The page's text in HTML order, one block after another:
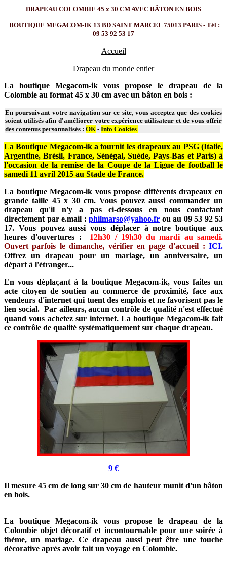
DRAPEAU COLOMBIE 45 x 30 CM AVEC BÂTON EN BOIS
BOUTIQUE MEGACOM-IK 13 BD SAINT MARCEL 75013 PARIS - Tél :
09 53 92 53 17
Accueil
Drapeau du monde entier
La boutique Megacom-ik vous propose le drapeau de la
Colombie au format 45 x 30 cm avec un bâton en bois :
En poursuivant votre navigation sur ce site, vous acceptez que des cookies
soient utilisés afin d'améliorer votre expérience utilisateur et de vous offrir
des contenus personnalisés : OK - Info Cookies
La Boutique Megacom-ik a fournit les drapeaux au PSG (Italie,
Argentine, Brésil, France, Sénégal, Suède, Pays-Bas et Paris) à
l'occasion de la remise de la Coupe de la Ligue de football le
samedi 11 avril 2015 au Stade de France.
La boutique Megacom-ik vous propose différents drapeaux en
grande taille 45 x 30 cm. Vous pouvez aussi commander un
drapeau qu'il n'y a pas ci-dessous en nous contactant
directement par e.mail : philmarso@yahoo.fr ou au 09 53 92 53
17. Vous pouvez aussi vous déplacer à notre boutique aux
heures d'ouvertures : 12h30 / 19h30 du mardi au samedi.
Ouvert parfois le dimanche, vérifier en page d'accueil : ICI.
Offrez un drapeau pour un mariage, un anniversaire, un
départ à l'étranger...
En vous déplaçant à la boutique Megacom-ik, vous faites un
acte citoyen de soutien au commerce de proximité, face aux
vendeurs d'internet qui tuent des emplois et ne favorisent pas le
lien social. Par ailleurs, aucun contrôle de qualité n'est effectué
quand vous achetez sur internet. La boutique Megacom-ik fait
ce contrôle de qualité systématiquement sur chaque drapeau.
9 €
Il mesure 45 cm de long sur 30 cm de hauteur munit d'un bâton
en bois.
La boutique Megacom-ik vous propose le drapeau de la
Colombie objet décoratif et incontournable pour une soirée à
thème, un mariage. Ce drapeau aussi peut être une touche
décorative après avoir fait un voyage en Colombie.